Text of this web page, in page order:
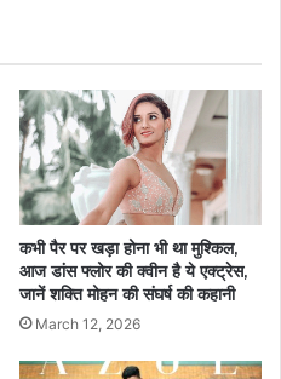
कभी पैर पर खड़ा होना भी था मुश्किल,
आज डांस फ्लोर की क्वीन है ये एक्ट्रेस,
जानें शक्ति मोहन की संघर्ष की कहानी
March 12, 2026